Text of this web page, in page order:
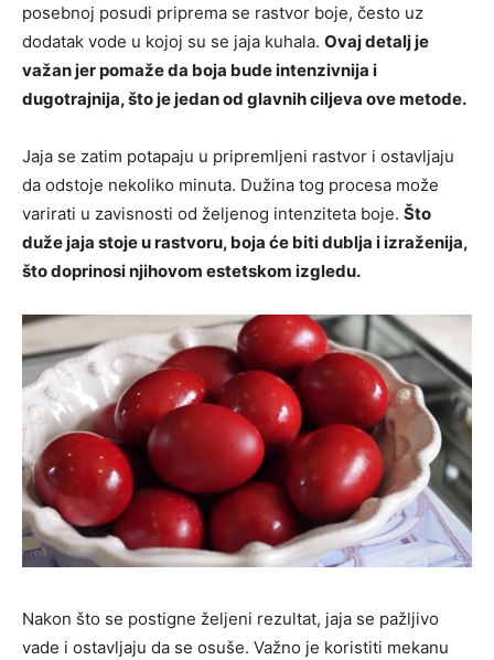
posebnoj posudi priprema se rastvor boje, često uz
dodatak vode u kojoj su se jaja kuhala. Ovaj detalj je
važan jer pomaže da boja bude intenzivnija i
dugotrajnija, što je jedan od glavnih ciljeva ove metode.
Jaja se zatim potapaju u pripremljeni rastvor i ostavljaju
da odstoje nekoliko minuta. Dužina tog procesa može
varirati u zavisnosti od željenog intenziteta boje. Što
duže jaja stoje u rastvoru, boja će biti dublja i izraženija,
što doprinosi njihovom estetskom izgledu.
Nakon što se postigne željeni rezultat, jaja se pažljivo
vade i ostavljaju da se osuše. Važno je koristiti mekanu